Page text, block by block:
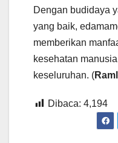
Dengan budidaya
yang baik,
memberikan
kesehatan
keseluruhan. (
Dibaca: 4,194